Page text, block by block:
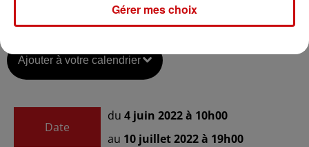
Ajouter à votre calendrier
Date
du 4 juin 2022 à 10h00
au 10 juillet 2022 à 19h00
Gérer mes choix